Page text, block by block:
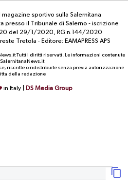
magazine sportivo sulla Salernitana
presso il Tribunale di Salerno - iscrizione
del 29/1/2020, RG n.144/2020
Tretola - Editore: EAMAPRESS APS
Tutti i diritti riservati. Le informazioni contenute
SalernitanaNews.it
riscritte o ridistribuite senza previa autorizzazione
della redazione
in Italy | DS Media Group